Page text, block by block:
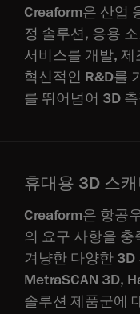
Creaform은 산업
정 솔루션, 응용
서비스를 개발,
혁신적인 R&D를
를 뛰어넘어 3D
휴대용 3D 스캐
Creaform은 항공
의 요구 사항을
겨냥한 다양한
MetraSCAN 3D,
솔루션 제품군에